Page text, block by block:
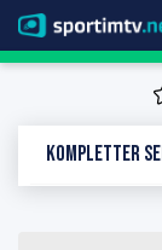
Kompletter